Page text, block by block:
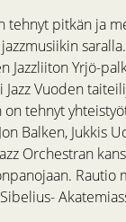
tehnyt pitkän ja
Jazzliiton Yrjö-
Jazz Vuoden
tehnyt
Balken, Jukkis
Orchestran
Rautio